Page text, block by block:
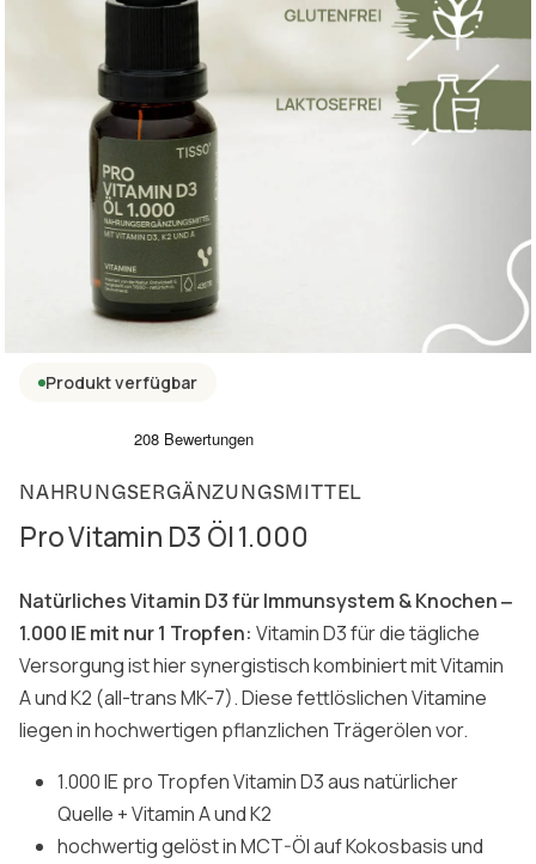
Produkt verfügbar
NAHRUNGSERGÄNZUNGSMITTEL
Pro Vitamin D3 Öl 1.000
Natürliches Vitamin D3 für Immunsystem & Knochen ‒
1.000 IE mit nur 1 Tropfen: Vitamin D3 für die tägliche
Versorgung ist hier synergistisch kombiniert mit Vitamin
A und K2 (all-trans MK-7). Diese fettlöslichen Vitamine
liegen in hochwertigen pflanzlichen Trägerölen vor.
1.000 IE pro Tropfen Vitamin D3 aus natürlicher
Quelle + Vitamin A und K2
hochwertig gelöst in MCT-Öl auf Kokosbasis und